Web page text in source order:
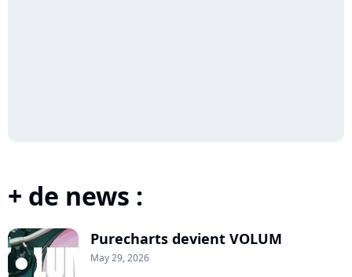
+ de news :
Purecharts devient VOLUM
May 29, 2026